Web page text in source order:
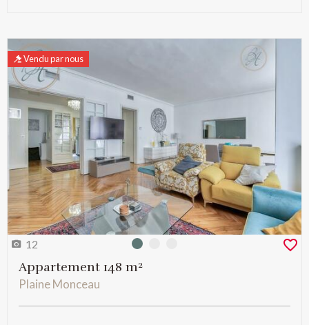
Vendu par nous
12 Photo 0
Appartement 148 m²
Plaine Monceau